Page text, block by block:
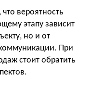
вероятность
этапу зависит
но и от
При
стоит обратить